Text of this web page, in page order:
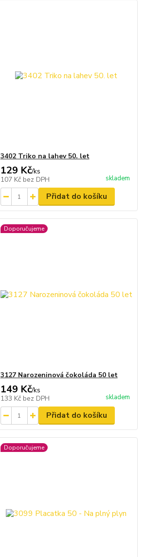
3402 Triko na lahev 50. let
129 Kč/ks
107 Kč bez DPH skladem
Přidat do košíku
Doporučujeme
3127 Narozeninová čokoláda 50 let
149 Kč/ks
133 Kč bez DPH skladem
Přidat do košíku
Doporučujeme